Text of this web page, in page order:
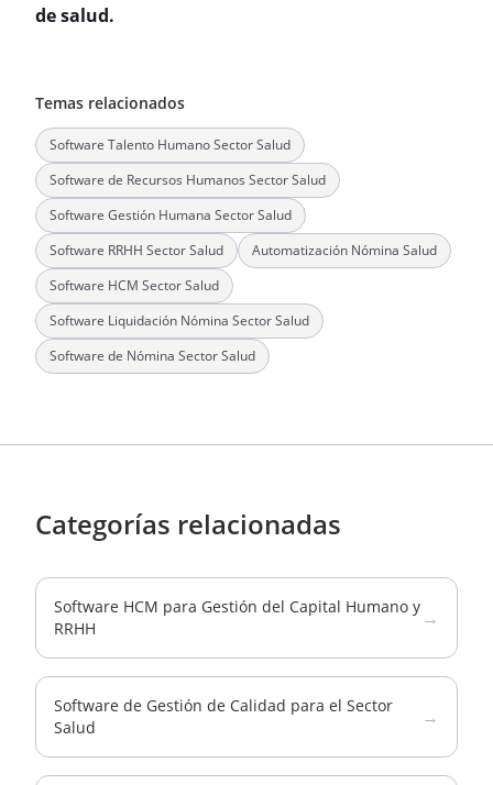
de salud.
Temas relacionados
Software Talento Humano Sector Salud
Software de Recursos Humanos Sector Salud
Software Gestión Humana Sector Salud
Software RRHH Sector Salud
Automatización Nómina Salud
Software HCM Sector Salud
Software Liquidación Nómina Sector Salud
Software de Nómina Sector Salud
Categorías relacionadas
Software HCM para Gestión del Capital Humano y
RRHH
→
Software de Gestión de Calidad para el Sector
Salud
→